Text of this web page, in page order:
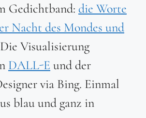
Gedichtband: die Worte
Nacht des Mondes und
Visualisierung
DALL-E und der
via Bing. Einmal
blau und ganz in